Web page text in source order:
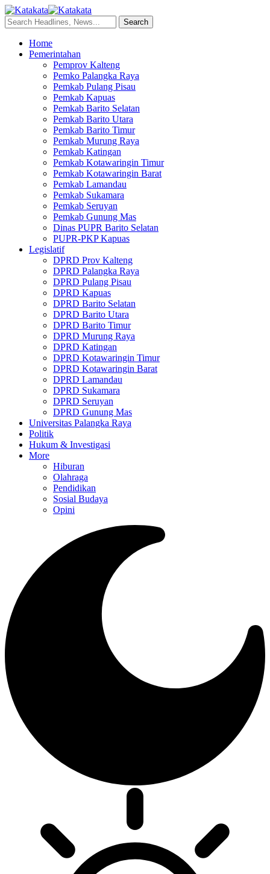
Home
Pemerintahan
Pemprov Kalteng
Pemko Palangka Raya
Pemkab Pulang Pisau
Pemkab Kapuas
Pemkab Barito Selatan
Pemkab Barito Utara
Pemkab Barito Timur
Pemkab Murung Raya
Pemkab Katingan
Pemkab Kotawaringin Timur
Pemkab Kotawaringin Barat
Pemkab Lamandau
Pemkab Sukamara
Pemkab Seruyan
Pemkab Gunung Mas
Dinas PUPR Barito Selatan
PUPR-PKP Kapuas
Legislatif
DPRD Prov Kalteng
DPRD Palangka Raya
DPRD Pulang Pisau
DPRD Kapuas
DPRD Barito Selatan
DPRD Barito Utara
DPRD Barito Timur
DPRD Murung Raya
DPRD Katingan
DPRD Kotawaringin Timur
DPRD Kotawaringin Barat
DPRD Lamandau
DPRD Sukamara
DPRD Seruyan
DPRD Gunung Mas
Universitas Palangka Raya
Politik
Hukum & Investigasi
More
Hiburan
Olahraga
Pendidikan
Sosial Budaya
Opini